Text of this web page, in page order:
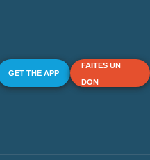
GET THE APP
FAITES UN
DON